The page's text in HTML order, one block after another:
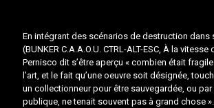
En intégrant des scénarios de destruction dans
(BUNKER C.A.A.O.U. CTRL-ALT-ESC, À la vitesse
Pernisco dit s’être aperçu « combien était
l’art, et le fait qu’une oeuvre soit désignée,
un collectionneur pour être sauvegardée, ou
publique, ne tenait souvent pas à grand chose